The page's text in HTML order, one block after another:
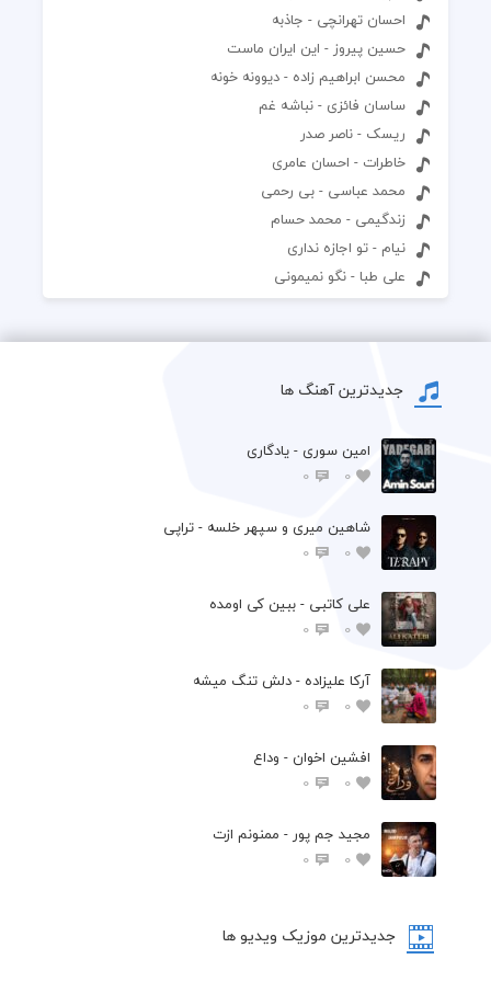
احسان تهرانچی - جاذبه
حسین پیروز - این ایران ماست
محسن ابراهیم زاده - دیوونه خونه
ساسان فائزی - نباشه غم
ریسک - ناصر صدر
خاطرات - احسان عامری
محمد عباسی - بی رحمی
زندگیمی - محمد حسام
نیام - تو اجازه نداری
علی طبا - نگو نمیمونی
جدیدترین آهنگ ها
امین سوری - یادگاری
0
0
شاهین میری و سپهر خلسه - تراپی
0
0
علی کاتبی - ببین کی اومده
0
0
آرکا علیزاده - دلش تنگ میشه
0
0
افشين اخوان - وداع
0
0
مجید جم پور - ممنونم ازت
0
0
جدیدترین موزیک ویدیو ها